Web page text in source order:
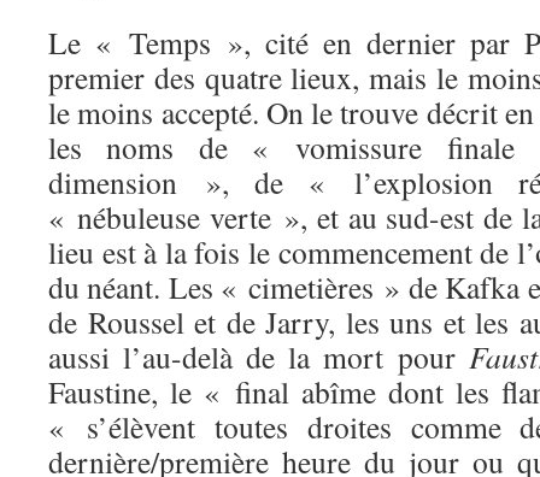
Le « Temps », cité en dernier par
premier des quatre lieux, mais le
le moins accepté. On le trouve décrit
les noms de « vomissure
dimension », de « l’explosion
« nébuleuse verte », et au sud-est de
lieu est à la fois le commencement de
du néant. Les « cimetières » de Kafka
de Roussel et de Jarry, les uns et les
aussi l’au-delà de la mort pour
Faustine, le « final abîme dont les
« s’élèvent toutes droites comme
dernière/première heure du jour ou